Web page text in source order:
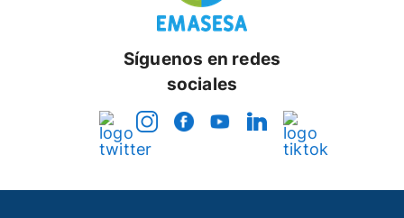
Síguenos en redes
sociales